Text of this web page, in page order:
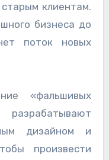
клиентам.
бизнеса до
поток новых
«фальшивых
дизайном и
произвести